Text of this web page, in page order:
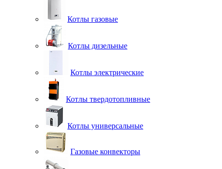
Котлы газовые
Котлы дизельные
Котлы электрические
Котлы твердотопливные
Котлы универсальные
Газовые конвекторы